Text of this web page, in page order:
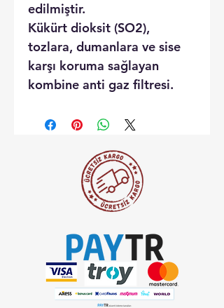
edilmiştir.
Kükürt dioksit (SO2),
tozlara, dumanlara ve sise
karşı koruma sağlayan
kombine anti gaz filtresi.